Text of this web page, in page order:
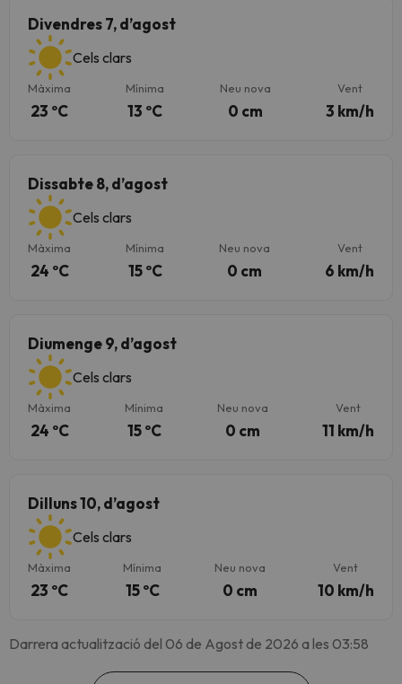
Divendres 7, d’agost
Cels clars
Màxima
23 ºC
Mínima
13 ºC
Neu nova
0 cm
Vent
3 km/h
Dissabte 8, d’agost
Cels clars
Màxima
24 ºC
Mínima
15 ºC
Neu nova
0 cm
Vent
6 km/h
Diumenge 9, d’agost
Cels clars
Màxima
24 ºC
Mínima
15 ºC
Neu nova
0 cm
Vent
11 km/h
Dilluns 10, d’agost
Cels clars
Màxima
23 ºC
Mínima
15 ºC
Neu nova
0 cm
Vent
10 km/h
Darrera actualització del 06 de Agost de 2026 a les 03:58